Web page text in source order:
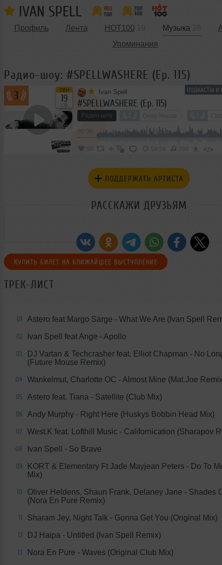
IVAN SPELL
Профиль Лента HOT100 Музыка
Упоминания
Радио-шоу: #SPELLWASHERE (Ep. 115)
ПОДКАСТЫ И
3 Ivan Spell
#SPELLWASHERE (Ep. 115)
Радио-шоу Deep House
50 59:56 760 </>
сен
19
сб
ПОДДЕРЖАТЬ АРТИСТА
РАССКАЖИ ДРУЗЬЯМ
КУПИТЬ БИЛЕТ НА БЛИЖАЙШЕЕ ВЫСТУПЛЕНИЕ
ТРЕК-ЛИСТ
01 Astero feat Margo Sarge - What We Are (Ivan Spell
02 Ivan Spell feat Ange - Apollo
03
DJ Vartan & Techcrasher feat. Elliot Chapman - No
(Future Mouse Remix)
04 Wankelmut, Charlotte OC - Almost Mine (Mat.Joe
05 Astero feat. Tiana - Satellite (Club Mix)
06 Andy Murphy - Right Here (Huskys Bobbin Head Mix)
07 West.K feat. Lofthill Music - Californication (Sharapov
08 Ivan Spell - So Brave
09
KORT & Elementary Ft Jade Mayjean Peters - Do To
Mix)
10
Oliver Heldens, Shaun Frank, Delaney Jane - Shades
(Nora En Pure Remix)
11 Sharam Jey, Night Talk - Gonna Get You (Original Mix)
12 DJ Haipa - Untitled (Ivan Spell Remix)
13 Nora En Pure - Waves (Original Club Mix)